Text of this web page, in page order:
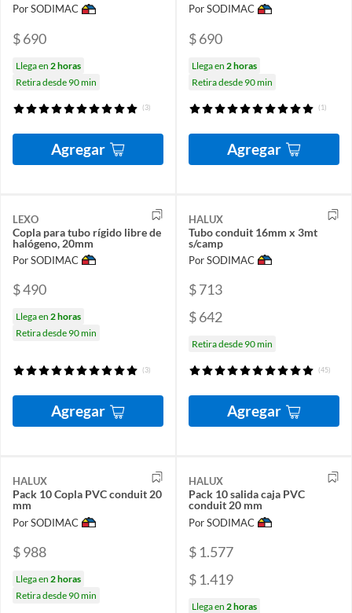
Por SODIMAC
$ 690
Llega en 2 horas
Retira desde 90 min
(3)
Agregar
Por SODIMAC
$ 690
Llega en 2 horas
Retira desde 90 min
(1)
Agregar
LEXO
Copla para tubo rígido libre de
halógeno, 20mm
Por SODIMAC
$ 490
Llega en 2 horas
Retira desde 90 min
(3)
Agregar
HALUX
Tubo conduit 16mm x 3mt
s/camp
Por SODIMAC
$ 713
$ 642
Retira desde 90 min
(45)
Agregar
HALUX
Pack 10 Copla PVC conduit 20
mm
Por SODIMAC
$ 988
Llega en 2 horas
Retira desde 90 min
HALUX
Pack 10 salida caja PVC
conduit 20 mm
Por SODIMAC
$ 1.577
$ 1.419
Llega en 2 horas